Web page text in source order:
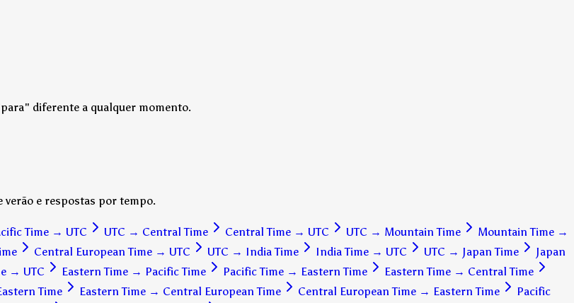
diferente a qualquer momento.
verão e respostas por tempo.
Time → UTC UTC → Central Time Central Time → UTC UTC → Mountain Time Mountain Time →
Central European Time → UTC UTC → India Time India Time → UTC UTC → Japan Time
Japan
→ UTC Eastern Time → Pacific Time Pacific Time → Eastern Time Eastern Time → Central Time
Time Eastern Time → Central European Time Central European Time → Eastern Time
Pacific